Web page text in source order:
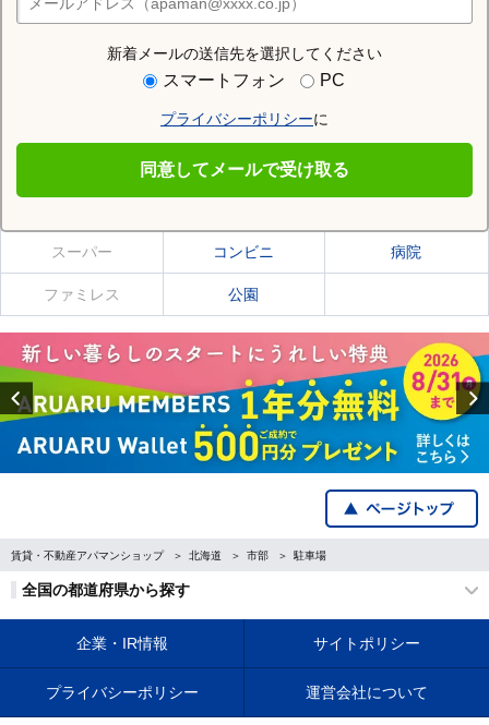
新着メールの送信先を選択してください
スマートフォン PC
プライバシーポリシーに
同意してメールで受け取る
店舗検索
住む街研究所で三笠市の情報を見る
三笠市の施設一覧
スーパー コンビニ 病院
ファミレス 公園
Previous
賃貸・不動産アパマンショップ 北海道 市部 駐車場
全国の都道府県から探す
企業・IR情報 サイトポリシー
プライバシーポリシー 運営会社について